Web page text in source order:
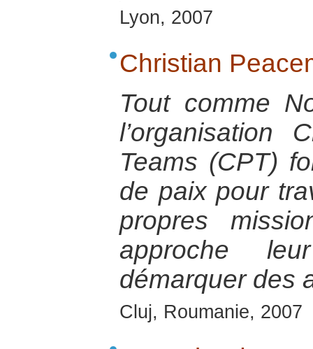
Lyon, 2007
Christian
Tout comme
l’organisation
Teams (CPT)
de paix pour
propres
approche
démarquer des
Cluj, Roumanie, 2007